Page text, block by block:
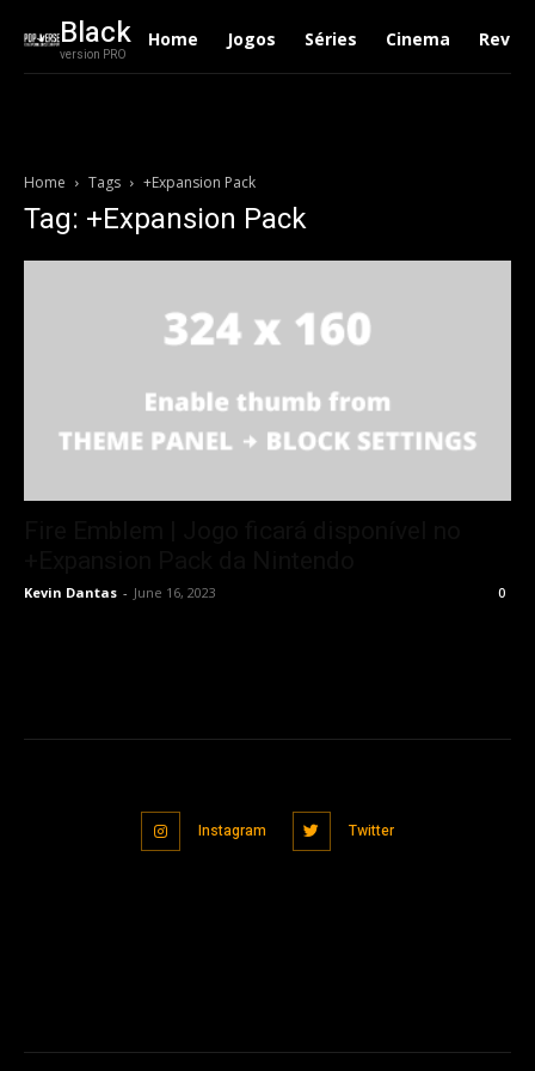
Black
version PRO
Home Jogos Séries Cinema
Home Tags +Expansion Pack
Tag: +Expansion Pack
Kevin Dantas - June 16, 2023 0
Instagram Twitter